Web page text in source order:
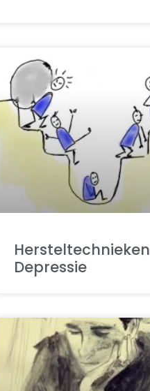
Hersteltechnieken
Depressie